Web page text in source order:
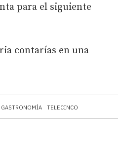
GASTRONOMÍA TELECINCO
para el siguiente
contarías en una